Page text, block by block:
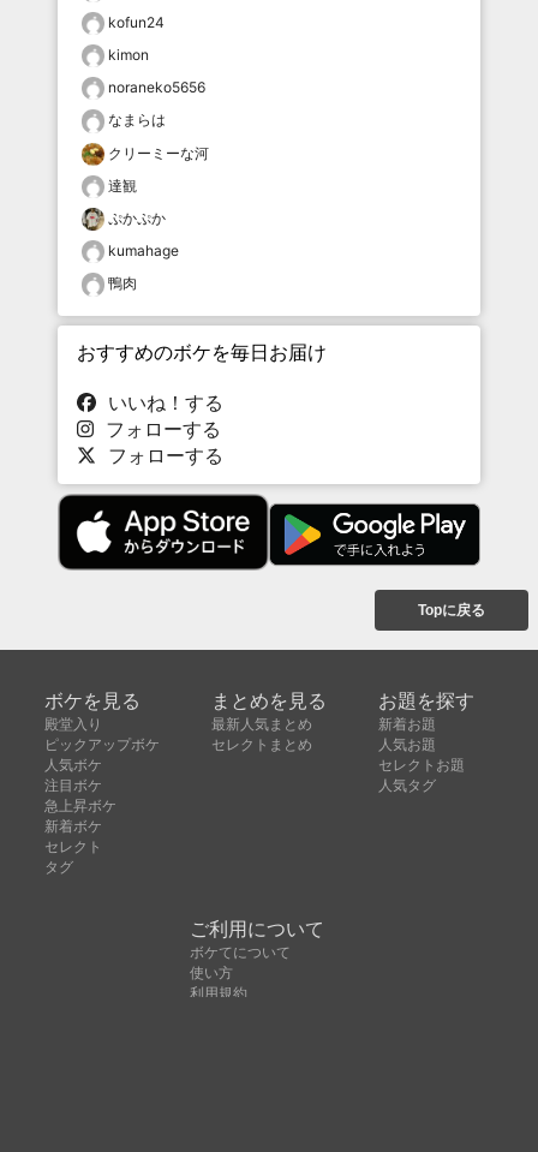
kofun24
kimon
noraneko5656
なまらは
クリーミーな河
達観
ぷかぷか
kumahage
鴨肉
おすすめのボケを毎日お届け
いいね！する
フォローする
フォローする
Topに戻る
ボケを見る
殿堂入り
ピックアップボケ
人気ボケ
注目ボケ
急上昇ボケ
新着ボケ
セレクト
タグ
まとめを見る
最新人気まとめ
セレクトまとめ
お題を探す
新着お題
人気お題
セレクトお題
人気タグ
ご利用について
ボケてについて
使い方
利用規約